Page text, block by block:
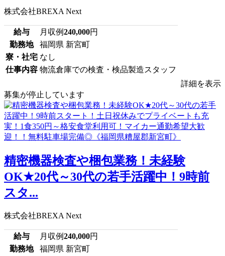
株式会社BREXA Next
給与 月収例240,000円
勤務地
福岡県 新宮町
寮・社宅 なし
仕事内容 物流倉庫での検査・検品製造スタッフ
詳細を表示
募集が停止しています
精密機器検査や梱包業務！未経験
OK★20代～30代の若手活躍中！9時前
スタ...
株式会社BREXA Next
給与 月収例240,000円
勤務地
福岡県 新宮町